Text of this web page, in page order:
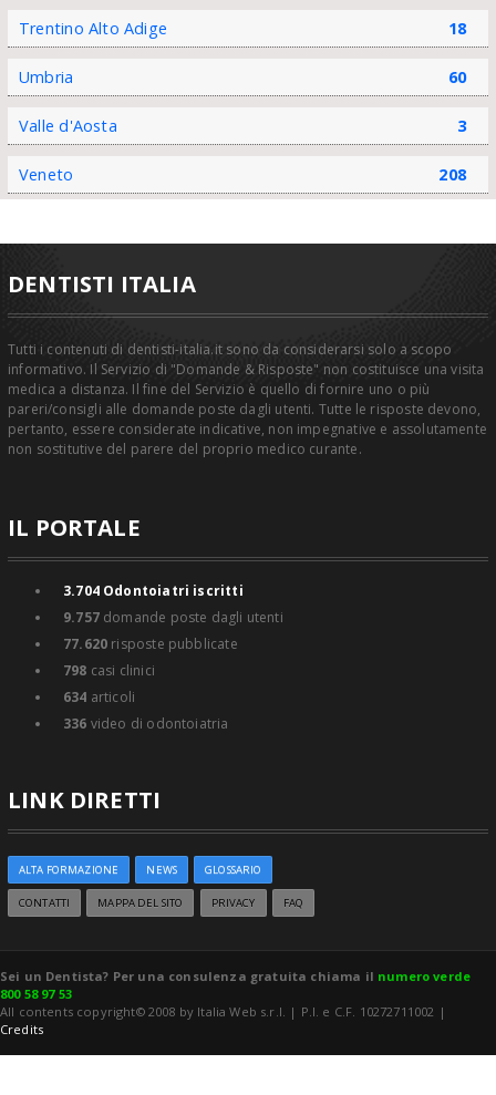
Trentino Alto Adige 18
Umbria 60
Valle d'Aosta 3
Veneto 208
DENTISTI ITALIA
Tutti i contenuti di dentisti-italia.it sono da considerarsi solo a scopo
informativo. Il Servizio di "Domande & Risposte" non costituisce una visita
medica a distanza. Il fine del Servizio è quello di fornire uno o più
pareri/consigli alle domande poste dagli utenti. Tutte le risposte devono,
pertanto, essere considerate indicative, non impegnative e assolutamente
non sostitutive del parere del proprio medico curante.
IL PORTALE
3.704Odontoiatri iscritti
9.757domande poste dagli utenti
77.620 risposte pubblicate
798 casi clinici
634 articoli
336 video di odontoiatria
LINK DIRETTI
ALTA FORMAZIONE NEWS GLOSSARIO
CONTATTI MAPPA DEL SITO PRIVACY FAQ
Sei un Dentista? Per una consulenza gratuita chiama il numero verde
800 58 97 53
All contents copyright© 2008 by Italia Web s.r.l. | P.I. e C.F. 10272711002 |
Credits